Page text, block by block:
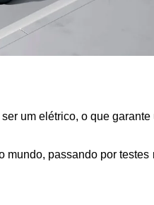
um elétrico, o que
mundo, passando por